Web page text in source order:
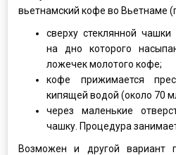
вьетнамский кофе во Вьетнаме
сверху стеклянной чашки
на дно которого
ложечек молотого кофе;
кофе прижимается
кипящей водой (около 70
через маленькие
чашку. Процедура
Возможен и другой вариант